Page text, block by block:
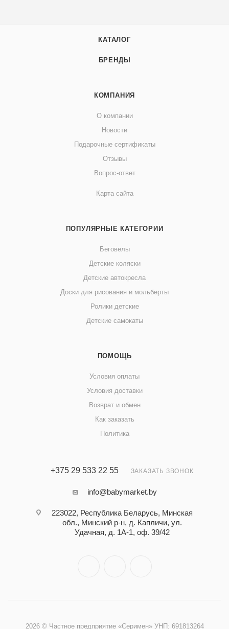
КАТАЛОГ
БРЕНДЫ
КОМПАНИЯ
О компании
Новости
Подарочные сертификаты
Отзывы
Вопрос-ответ
Карта сайта
ПОПУЛЯРНЫЕ КАТЕГОРИИ
Беговелы
Детские коляски
Детские автокресла
Доски для рисования и мольберты
Ролики детские
Детские самокаты
ПОМОЩЬ
Условия оплаты
Условия доставки
Возврат и обмен
Как заказать
Политика
+375 29 533 22 55 ЗАКАЗАТЬ ЗВОНОК
info@babymarket.by
223022, Республика Беларусь, Минская
обл., Минский р-н, д. Капличи, ул.
Удачная, д. 1А-1, оф. 39/42
2026 © Частное предприятие «Серимен» УНП: 691813264